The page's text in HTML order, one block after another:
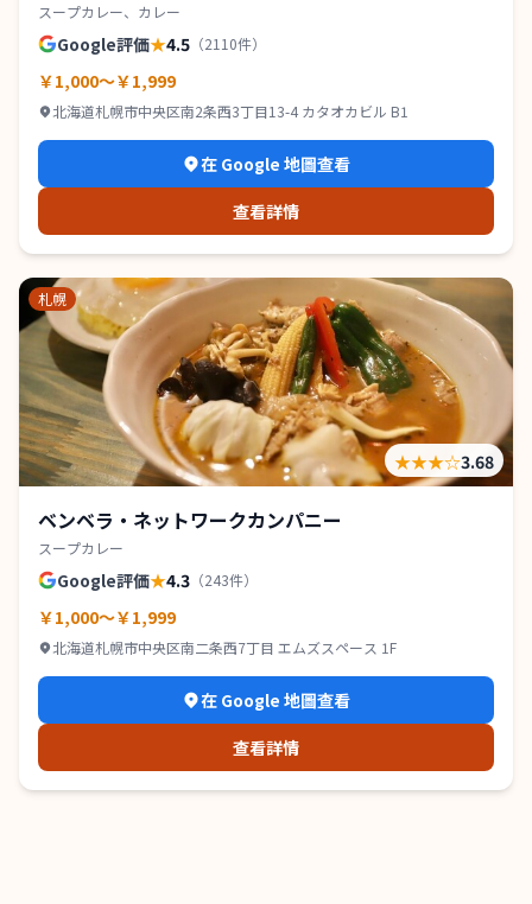
スープカレー、カレー
Google評価★4.5 （2110件）
￥1,000～￥1,999
北海道札幌市中央区南2条西3丁目13-4 カタオカビル B1
在 Google 地圖查看
查看詳情
札幌
★★★☆3.68
ベンベラ・ネットワークカンパニー
スープカレー
Google評価★4.3 （243件）
￥1,000～￥1,999
北海道札幌市中央区南二条西7丁目 エムズスペース 1F
在 Google 地圖查看
查看詳情